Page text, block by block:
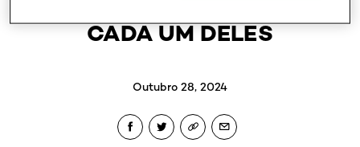
CADA UM DELES
Outubro 28, 2024